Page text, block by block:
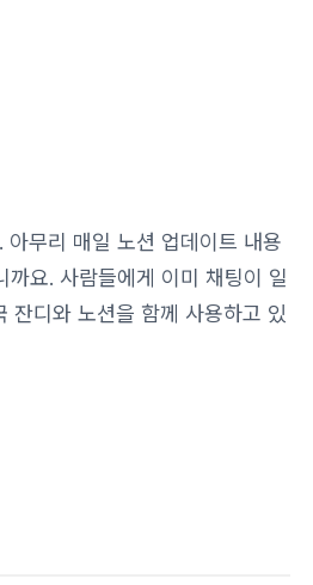
무리 매일 노션 업데이트 내용
요. 사람들에게 이미 채팅이 일
잔디와 노션을 함께 사용하고 있